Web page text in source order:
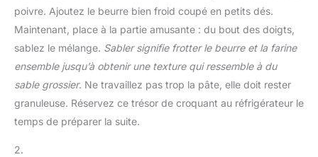
poivre. Ajoutez le beurre bien froid coupé en petits dés.
Maintenant, place à la partie amusante : du bout des doigts,
sablez le mélange. Sabler signifie frotter le beurre et la farine
ensemble jusqu’à obtenir une texture qui ressemble à du
sable grossier. Ne travaillez pas trop la pâte, elle doit rester
granuleuse. Réservez ce trésor de croquant au réfrigérateur le
temps de préparer la suite.
2.